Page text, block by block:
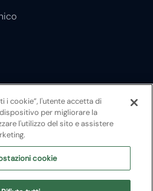
i cookie”, l'utente accetta di
per migliorare la
l'utilizzo del sito e assistere
cookie